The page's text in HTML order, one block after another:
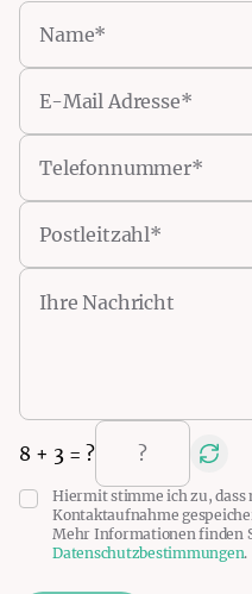
8 + 3 = ?
Hiermit stimme ich zu, dass
Kontaktaufnahme
Mehr Informationen finden
Datenschutzbestimmungen.